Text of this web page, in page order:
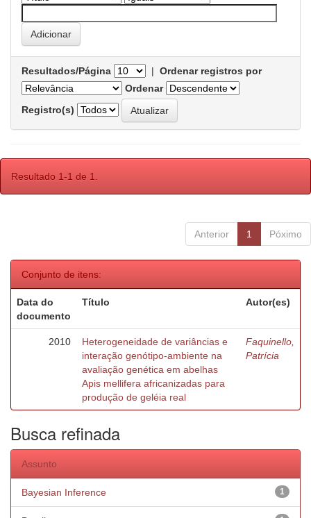
Resultados/Página | Ordenar registros por
Ordenar
Registro(s)
Resultado 1-1 de 1.
Anterior 1 Póximo
Conjunto de itens:
Data do
documento
Título Autor(es)
2010
Heterogeneidade de variâncias e
interação genótipo-ambiente na
avaliação genética em abelhas
Apis mellifera africanizadas para
produção de geléia real
Faquinello,
Patrícia
Busca refinada
Assunto
1
Bayesian Inference